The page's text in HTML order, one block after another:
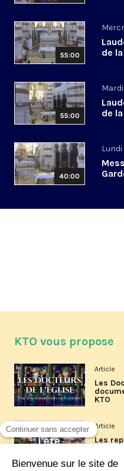
55:00
de
55:00
de
40:00
KTO vous propose
Article
Les
KTO
Article
Les